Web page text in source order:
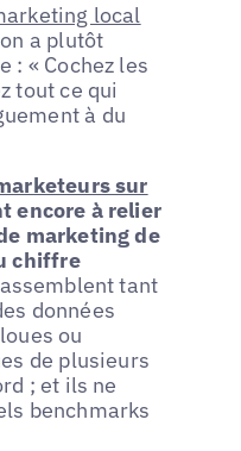
local
a plutôt
: « Cochez les
tout ce qui
à du
sur
encore à relier
marketing de
chiffre
tant
données
ou
de plusieurs
; et ils ne
benchmarks